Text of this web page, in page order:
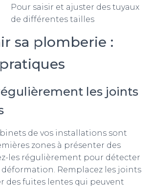
Pour saisir et ajuster des tuyaux
de différentes tailles
sa plomberie :
les joints
de vos installations sont
zones à présenter des
les régulièrement pour détecter
Remplacez les joints
des fuites lentes qui peuvent